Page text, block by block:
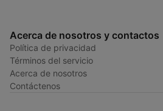
Acerca de nosotros y contactos
Política de privacidad
Términos del servicio
Acerca de nosotros
Contáctenos